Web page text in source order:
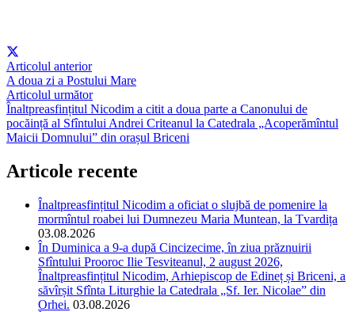
Articolul anterior
A doua zi a Postului Mare
Articolul următor
Înaltpreasfințitul Nicodim a citit a doua parte a Canonului de
pocăință al Sfîntului Andrei Criteanul la Catedrala „Acoperămîntul
Maicii Domnului” din orașul Briceni
Articole recente
Înaltpreasfințitul Nicodim a oficiat o slujbă de pomenire la
mormîntul roabei lui Dumnezeu Maria Muntean, la Tvardița
03.08.2026
În Duminica a 9-a după Cincizecime, în ziua prăznuirii
Sfîntului Prooroc Ilie Tesviteanul, 2 august 2026,
Înaltpreasfințitul Nicodim, Arhiepiscop de Edineț și Briceni, a
săvîrșit Sfînta Liturghie la Catedrala „Sf. Ier. Nicolae” din
Orhei. 03.08.2026